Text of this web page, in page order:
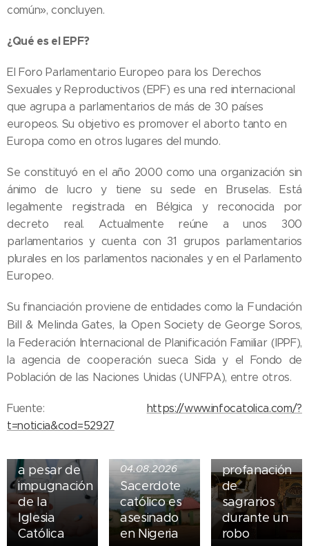
común», concluyen.
¿Qué es el EPF?
El Foro Parlamentario Europeo para los Derechos
Sexuales y Reproductivos (EPF) es una red internacional
que agrupa a parlamentarios de más de 30 países
europeos. Su objetivo es promover el aborto tanto en
Europa como en otros lugares del mundo.
Se constituyó en el año 2000 como una organización sin
ánimo de lucro y tiene su sede en Bruselas. Está
legalmente registrada en Bélgica y reconocida por
decreto real. Actualmente reúne a unos 300
parlamentarios y cuenta con 31 grupos parlamentarios
plurales en los parlamentos nacionales y en el Parlamento
Europeo.
Su financiación proviene de entidades como la Fundación
Bill & Melinda Gates, la Open Society de George Soros,
la Federación Internacional de Planificación Familiar (IPPF),
la agencia de cooperación sueca Sida y el Fondo de
Población de las Naciones Unidas (UNFPA), entre otros.
Fuente:
https://www.infocatolica.com/?
t=noticia&cod=52927
05.08.2026
Ley del
asistido
entra en
a pesar de
impugnación
de la
Iglesia
Católica
04.08.2026
Sacerdote
católico es
asesinado
en Nigeria
04.08.2026
profanación
de
sagrarios
durante un
robo